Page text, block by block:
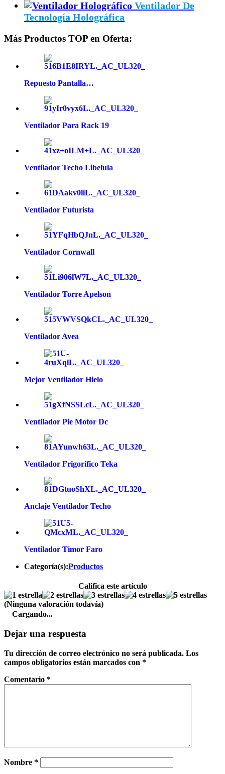
Ventilador De
Tecnología Holográfica
Más Productos TOP en Oferta:
Repuesto Pantalla…
Ventilador Para Rack 19
Ventilador Techo Libelula
Ventilador Futurista
Ventilador Cornwall
Ventilador Torre Apelson
Ventilador Avea
Mejor Ventilador Hielo
Ventilador Pie Motor Dc
Ventilador Frigorifico Teka
Anclaje Ventilador Techo
Ventilador Timor Faro
Categoría(s):Productos
Califica este artículo
(Ninguna valoración todavía)
Cargando...
Dejar una respuesta
Tu dirección de correo electrónico no será publicada. Los
campos obligatorios están marcados con *
Comentario *
Nombre *